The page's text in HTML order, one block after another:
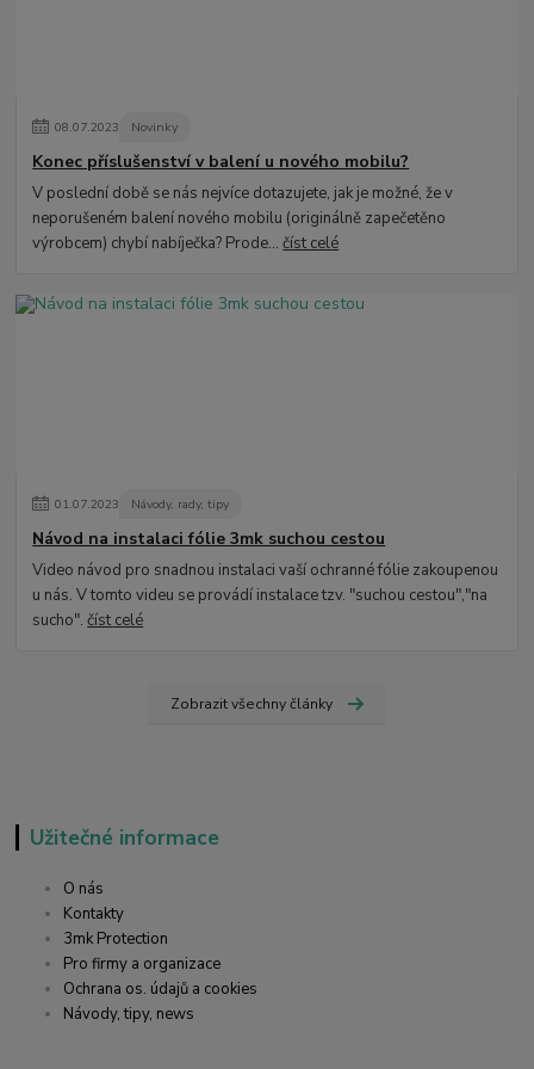
08.07.2023 Novinky
Konec příslušenství v balení u nového mobilu?
V poslední době se nás nejvíce dotazujete, jak je možné, že v
neporušeném balení nového mobilu (originálně zapečetěno
výrobcem) chybí nabíječka? Prode...číst celé
01.07.2023 Návody, rady, tipy
Návod na instalaci fólie 3mk suchou cestou
Video návod pro snadnou instalaci vaší ochranné fólie zakoupenou
u nás. V tomto videu se provádí instalace tzv. "suchou cestou","na
sucho".číst celé
Zobrazit všechny články
Užitečné informace
O nás
Kontakty
3mk Protection
Pro firmy a organizace
Ochrana os. údajů a cookies
Návody, tipy, news